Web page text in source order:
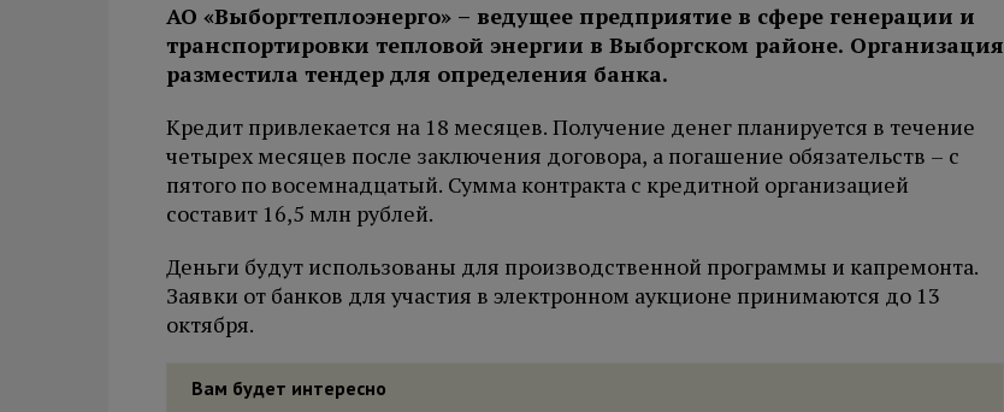
АО «Выборгтеплоэнерго» – ведущее предприятие в сфере генерации и
транспортировки тепловой энергии в Выборгском районе. Организация
разместила тендер для определения банка.
Кредит привлекается на 18 месяцев. Получение денег планируется в течение
четырех месяцев после заключения договора, а погашение обязательств – с
пятого по восемнадцатый. Сумма контракта с кредитной организацией
составит 16,5 млн рублей.
Деньги будут использованы для производственной программы и капремонта.
Заявки от банков для участия в электронном аукционе принимаются до 13
октября.
Вам будет интересно